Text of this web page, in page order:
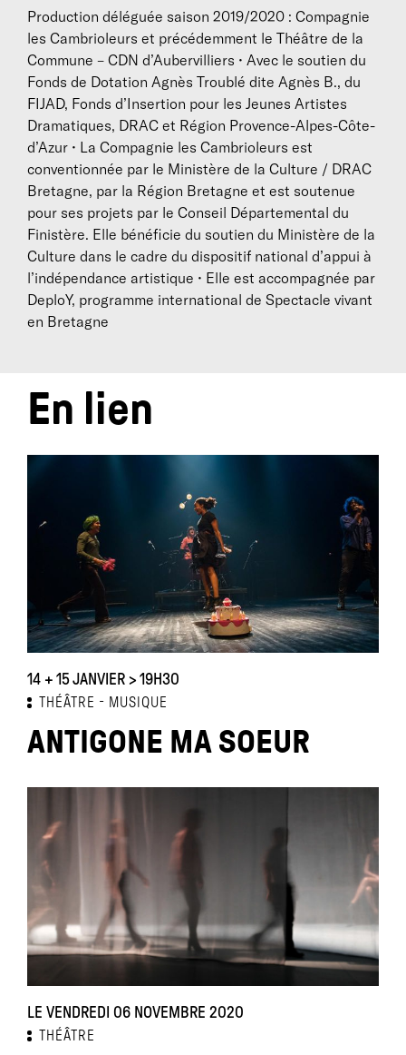
Production déléguée saison 2019/2020 : Compagnie
les Cambrioleurs et précédemment le Théâtre de la
Commune – CDN d’Aubervilliers • Avec le soutien du
Fonds de Dotation Agnès Troublé dite Agnès B., du
FIJAD, Fonds d’Insertion pour les Jeunes Artistes
Dramatiques, DRAC et Région Provence-Alpes-Côte-
d’Azur • La Compagnie les Cambrioleurs est
conventionnée par le Ministère de la Culture / DRAC
Bretagne, par la Région Bretagne et est soutenue
pour ses projets par le Conseil Départemental du
Finistère. Elle bénéficie du soutien du Ministère de la
Culture dans le cadre du dispositif national d’appui à
l’indépendance artistique • Elle est accompagnée par
DeploY, programme international de Spectacle vivant
en Bretagne
En lien
14 + 15 JANVIER > 19H30
THÉÂTRE MUSIQUE
ANTIGONE MA SOEUR
LE VENDREDI 06 NOVEMBRE 2020
THÉÂTRE